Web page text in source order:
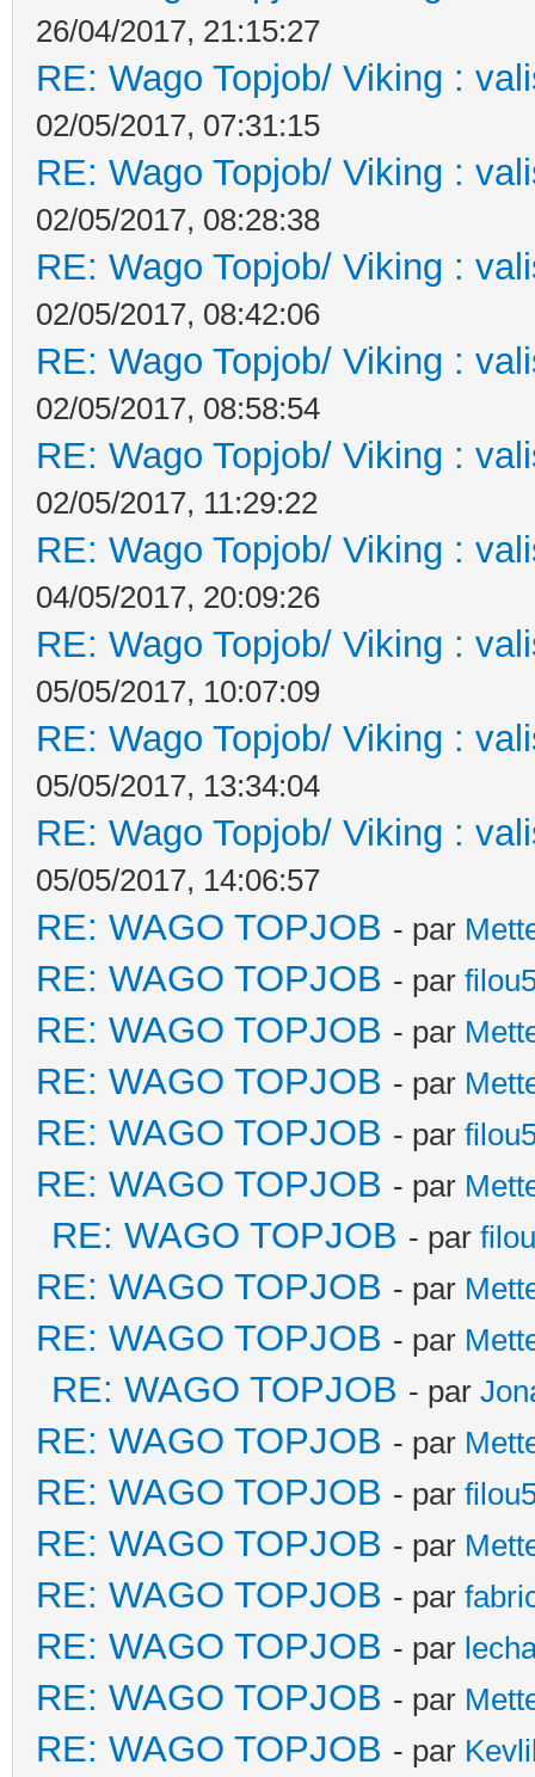
26/04/2017, 21:15:27
RE: Wago Topjob/ Viking :
02/05/2017, 07:31:15
RE: Wago Topjob/ Viking :
02/05/2017, 08:28:38
RE: Wago Topjob/ Viking :
02/05/2017, 08:42:06
RE: Wago Topjob/ Viking :
02/05/2017, 08:58:54
RE: Wago Topjob/ Viking :
02/05/2017, 11:29:22
RE: Wago Topjob/ Viking :
04/05/2017, 20:09:26
RE: Wago Topjob/ Viking :
05/05/2017, 10:07:09
RE: Wago Topjob/ Viking :
05/05/2017, 13:34:04
RE: Wago Topjob/ Viking :
05/05/2017, 14:06:57
RE: WAGO TOPJOB - par
RE: WAGO TOPJOB - par
RE: WAGO TOPJOB - par
RE: WAGO TOPJOB - par
RE: WAGO TOPJOB - par
RE: WAGO TOPJOB - par
RE: WAGO TOPJOB - par
RE: WAGO TOPJOB - par
RE: WAGO TOPJOB - par
RE: WAGO TOPJOB - par
RE: WAGO TOPJOB - par
RE: WAGO TOPJOB - par
RE: WAGO TOPJOB - par
RE: WAGO TOPJOB - par
RE: WAGO TOPJOB - par
RE: WAGO TOPJOB - par
RE: WAGO TOPJOB - par